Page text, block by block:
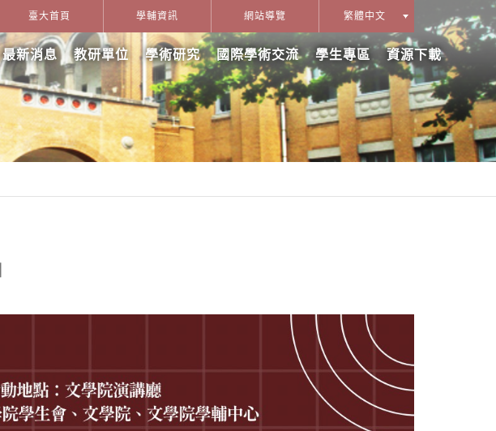
臺大首頁 學輔資訊 網站導覽 繁體中文
最新消息 教研單位 學術研究 國際學術交流 學生專區 資源下載